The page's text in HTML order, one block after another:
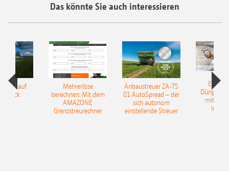
Das könnte Sie auch interessieren
auf
Mehrerlöse
berechnen: Mit dem
AMAZONE
Grenzstreurechner
Anbaustreuer ZA-TS
01 AutoSpread – der
sich autonom
einstellende Streuer
mit